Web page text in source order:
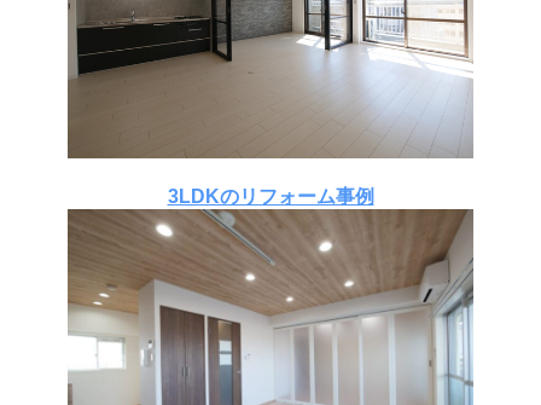
3LDKのリフォーム事例